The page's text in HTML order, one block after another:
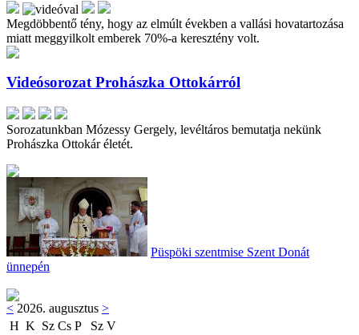
Megdöbbentő tény, hogy az elmúlt években a vallási hovatartozása
miatt meggyilkolt emberek 70%-a keresztény volt.
Videósorozat Prohászka Ottokárról
Sorozatunkban Mózessy Gergely, levéltáros bemutatja nekünk
Prohászka Ottokár életét.
Püspöki szentmise Szent Donát
ünnepén
< 2026. augusztus >
H K Sz Cs P Sz V